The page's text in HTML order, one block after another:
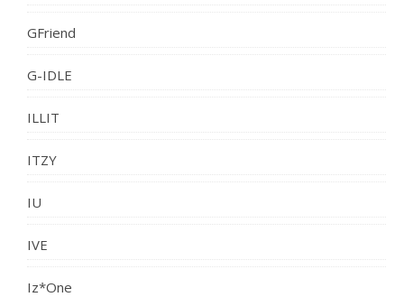
GFriend
G-IDLE
ILLIT
ITZY
IU
IVE
Iz*One